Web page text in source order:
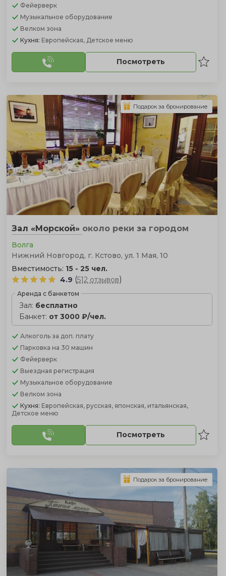
Фейерверк
Музыкальное оборудование
Велком зона
Кухня: Европейская, Детское меню
Посмотреть
Зал «Морской» около реки за городом
Волга
Нижний Новгород, г. Кстово, ул. 1 Мая, 10
Вместимость: 15 - 25 чел.
4.9 (512 отзывов)
Аренда с банкетом
Зал: бесплатно
Банкет: от 3000 ₽/чел.
Алкоголь за доп. плату
Парковка на 30 машин
Фейерверк
Выездная регистрация
Музыкальное оборудование
Велком зона
Кухня: Европейская, русская, японская, итальянская,
Детское меню
Посмотреть
Подарок за бронирование
Подарок за бронирование